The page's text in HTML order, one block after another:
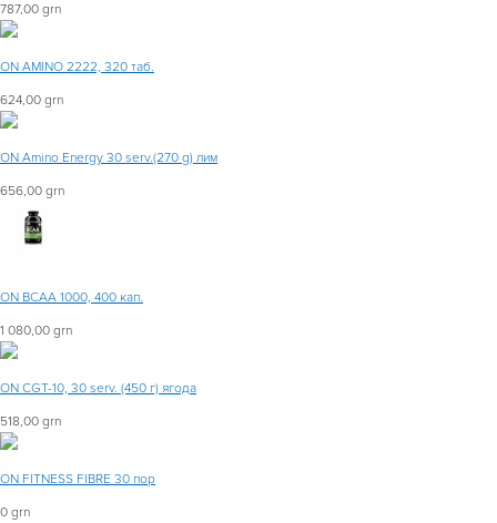
787,00 grn
ON AMINO 2222, 320 таб.
624,00 grn
ON Amino Energy 30 serv.(270 g) лим
656,00 grn
ON BCAA 1000, 400 кап.
1 080,00 grn
ON CGT-10, 30 serv. (450 г) ягода
518,00 grn
ON FITNESS FIBRE 30 пор
0 grn